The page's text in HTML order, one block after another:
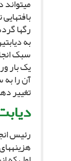
رگ‏ها
به
سبک
یک بار
تغییر
رئیس